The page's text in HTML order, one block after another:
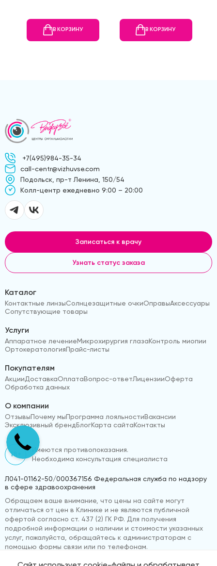
В КОРЗИНУ В КОРЗИНУ
+7(495)984-35-34
call-centr@vizhuvse.com
Подольск, пр-т Ленина, 150/54
Kолл-центр ежедневно 9:00 – 20:00
Записаться к врачу
Узнать статус заказа
Каталог
Контактные линзыСолнцезащитные очкиОправыАксессуары
Сопутствующие товары
Услуги
Аппаратное лечениеМикрохирургия глазаКонтроль миопии
ОртокератологияПрайс-листы
Покупателям
АкцииДоставкаОплатаВопрос-ответЛицензииОферта
Обработка данных
О компании
ОтзывыПочему мыПрограмма лояльностиВакансии
Эксклюзивный брендБлогКарта сайтаКонтакты
18+
Имеются противопоказания.
Необходима консультация специалиста
Л041-01162-50/000367156 Федеральная служба по надзору
в сфере здравоохранения
Обращаем ваше внимание, что цены на сайте могут
отличаться от цен в Клинике и не являются публичной
офертой согласно ст. 437 (2) ГК РФ. Для получения
подробной информации о наличии и стоимости указанных
услуг, пожалуйста, обращайтесь к администраторам с
помощью формы связи или по телефонам.